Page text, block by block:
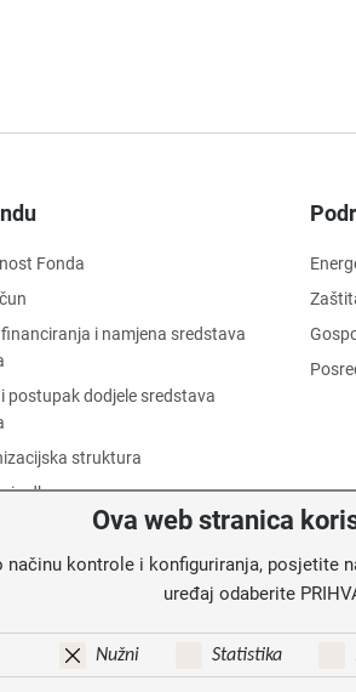
Fonda
i namjena sredstava
postupak dodjele sredstava
struktura
odbor
dostojanstva radnika
informacija o trošenju sredstava
Ova web stranica
kontrole i konfiguriranja, posjetite
uređaj odaberite
Nužni Statistika